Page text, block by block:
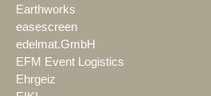
Earthworks
easescreen
edelmat.GmbH
EFM Event Logistics
Ehrgeiz